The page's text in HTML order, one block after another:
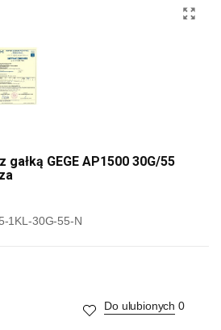
gałką GEGE AP1500 30G/55
1KL-30G-55-N
Do ulubionych 0